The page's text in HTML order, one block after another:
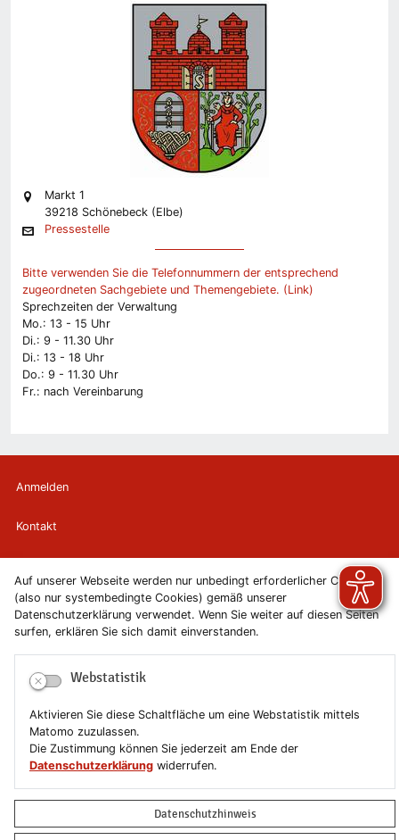
Auf unserer Webseite werden nur unbedingt erforderlicher Cookies
(also nur systembedingte Cookies) gemäß unserer
Datenschutzerklärung verwendet. Wenn Sie weiter auf diesen Seiten
surfen, erklären Sie sich damit einverstanden.
Webstatistik
Aktivieren Sie diese Schaltfläche um eine Webstatistik mittels
Matomo zuzulassen.
Die Zustimmung können Sie jederzeit am Ende der
Datenschutzerklärung widerrufen.
Datenschutzhinweis
Markt 1
39218 Schönebeck (Elbe)
Pressestelle
Bitte verwenden Sie die Telefonnummern der entsprechend
zugeordneten Sachgebiete und Themengebiete. (Link)
Sprechzeiten der Verwaltung
Mo.: 13 - 15 Uhr
Di.: 9 - 11.30 Uhr
Di.: 13 - 18 Uhr
Do.: 9 - 11.30 Uhr
Fr.: nach Vereinbarung
Anmelden
Kontakt
Newsletterabmeldung
Datenschutzerklärung
Erklärung zur Barrierefreiheit
Leichte Sprache
Sitemap